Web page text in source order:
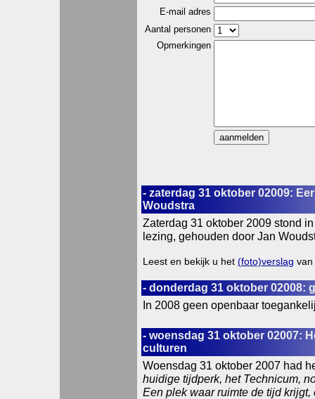
E-mail adres
Aantal personen
Opmerkingen
- zaterdag 31 oktober 02009:
Woudstra
Zaterdag 31 oktober 2009 stond
lezing, gehouden door Jan
Leest en bekijk u het (foto)verslag van
- donderdag 31 oktober 02008:
In 2008 geen openbaar
- woensdag 31 oktober 02007:
culturen
Woensdag 31 oktober 2007 had
huidige tijdperk, het Technicum,
Een plek waar ruimte de tijd krijgt,